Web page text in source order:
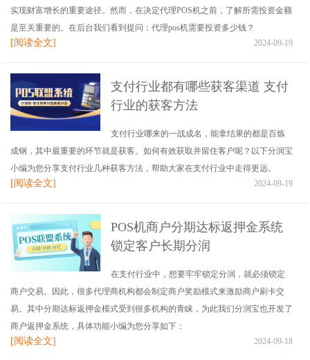
实现财富增长的重要途径。然而，在决定代理POS机之前，了解所需投资金额
是至关重要的。在后台我们看到提问：代理pos机需要投资多少钱？
[阅读全文] 2024-09-19
支付行业都有哪些获客渠道 支付
行业的获客方法
支付行业哪来的一战成名，能拿结果的都是百炼
成钢，其中最重要的环节就是获客。如何有效获取并留住客户呢？以下分润宝
小编为您分享支付行业几种获客方法，帮助大家在支付行业中走得更远。
[阅读全文] 2024-09-19
POS机商户分期达标返押金系统
锁定客户长期分润
在支付行业中，想要牢牢锁定分润，就必须锁定
商户交易。因此，很多代理商机构都会制定商户奖励模式来激励商户刷卡交
易。其中分期达标返押金模式受到很多机构的青睐，为此我们分润宝也开发了
商户返押金系统，具体功能小编为您分享如下：
[阅读全文] 2024-09-18